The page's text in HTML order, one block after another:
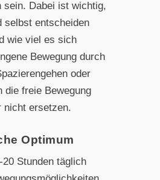
sein. Dabei ist wichtig,
selbst entscheiden
wie viel es sich
Bewegung durch
oder
die freie Bewegung
nicht ersetzen.
Optimum
Stunden täglich